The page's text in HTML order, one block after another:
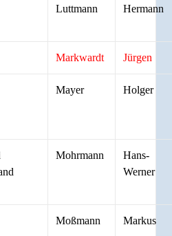
Luttmann Hermann
Markwardt Jürgen
Mayer Holger
Mohrmann
Hans-
Werner
Moßmann Markus